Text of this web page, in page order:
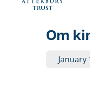
Om
January